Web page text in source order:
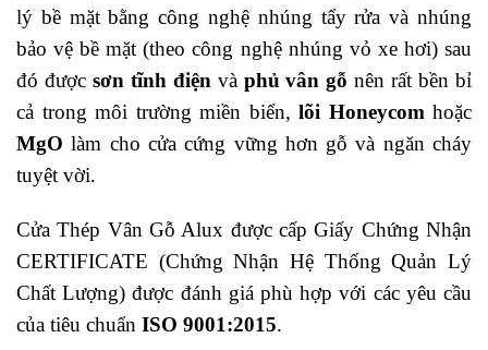
lý bề mặt bằng công nghệ nhúng tẩy rửa và nhúng
bảo vệ bề mặt (theo công nghệ nhúng vỏ xe hơi) sau
đó được sơn tĩnh điện và phủ vân gỗ nên rất bền bỉ
cả trong môi trường miền biển, lõi Honeycom hoặc
MgO làm cho cửa cứng vững hơn gỗ và ngăn cháy
tuyệt vời.
Cửa Thép Vân Gỗ Alux được cấp Giấy Chứng Nhận
CERTIFICATE (Chứng Nhận Hệ Thống Quản Lý
Chất Lượng) được đánh giá phù hợp với các yêu cầu
của tiêu chuẩn ISO 9001:2015.